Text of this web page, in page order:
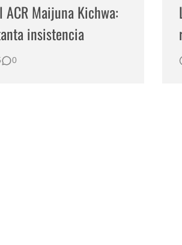
ACR Maijuna Kichwa:
insistencia
0